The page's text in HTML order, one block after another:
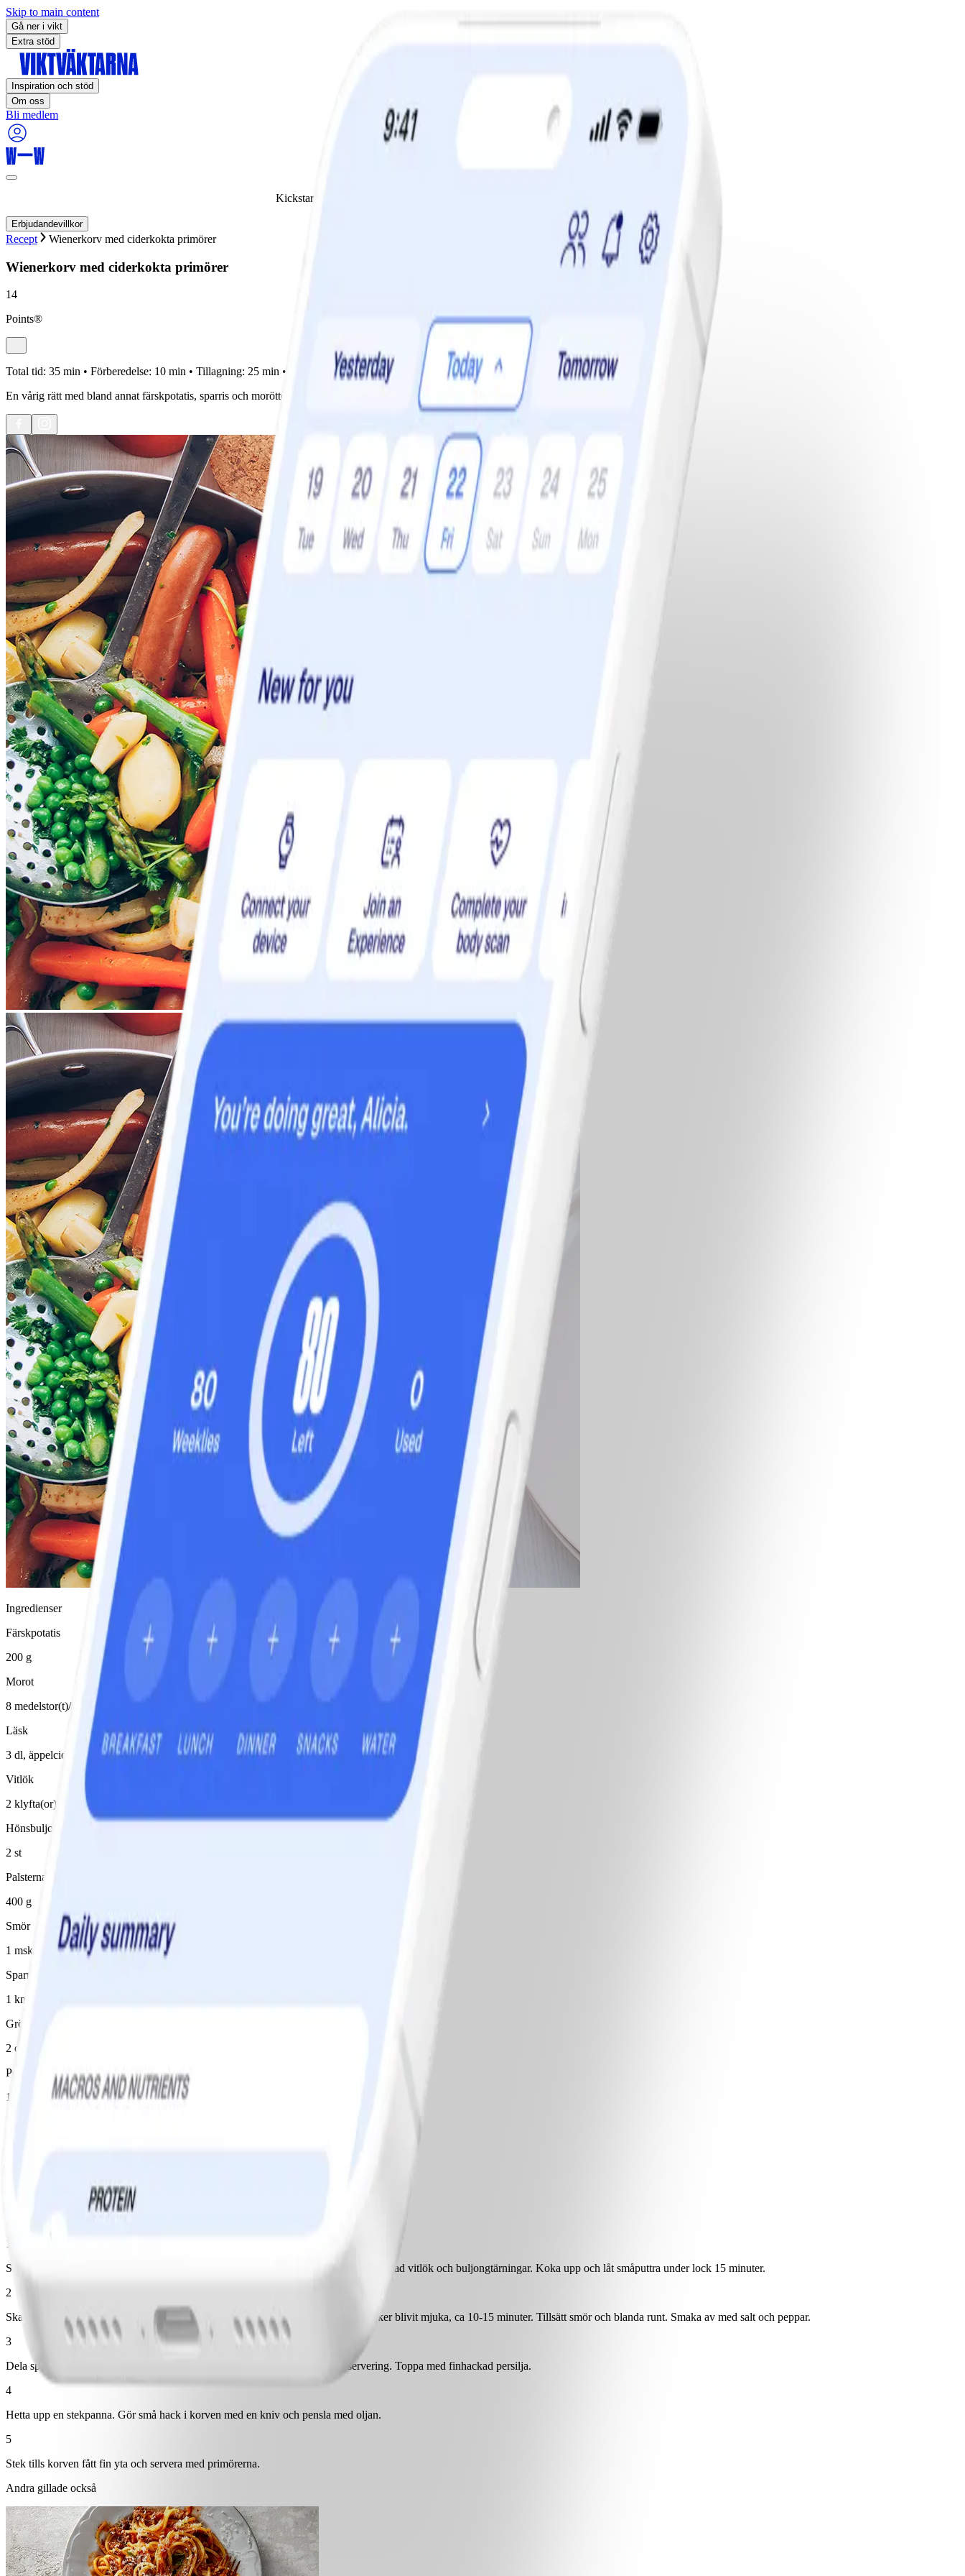
Skip to main content
Gå ner i vikt
Extra stöd
Inspiration och stöd
Om oss
Bli medlem
Kickstarta din viktminskningsresa nu! Spara 50% när du tecknar 12 månaders medlemskap.
Erbjudandevillkor
Recept Wienerkorv med ciderkokta primörer
Wienerkorv med ciderkokta primörer
14
Points®
Total tid: 35 min • Förberedelse: 10 min • Tillagning: 25 min • 4 •Svårighetsgrad:Lätt
En vårig rätt med bland annat färskpotatis, sparris och morötter som får koka i äppelcider. Prova, det är jättegott!
Ingredienser
Färskpotatis
200 g
Morot
8 medelstor(t)/medelstora, 1 knippe
Läsk
3 dl, äppelcider
Vitlök
2 klyfta(or)
Hönsbuljongtärning
2 st
Palsternacka
400 g
Smör
1 msk
Sparris
1 knippe(n)
Gröna ärter
2 dl
Persilja
1 knippe(n)
1
Skala potatis och morötter och lägg i en kastrull eller traktörpanna. Häll på cider, pressad vitlök och buljongtärningar. Koka upp och låt småputtra under lock 15 minuter.
2
Skala och klyfta palsternacka och lägg i kastrullen. Koka utan lock tills alla grönsaker blivit mjuka, ca 10-15 minuter. Tillsätt smör och blanda runt. Smaka av med salt och peppar.
3
Dela sparrisen på tre och lägg ner tillsammans med ärtor fem minuter innan servering. Toppa med finhackad persilja.
4
Hetta upp en stekpanna. Gör små hack i korven med en kniv och pensla med oljan.
5
Stek tills korven fått fin yta och servera med primörerna.
Andra gillade också